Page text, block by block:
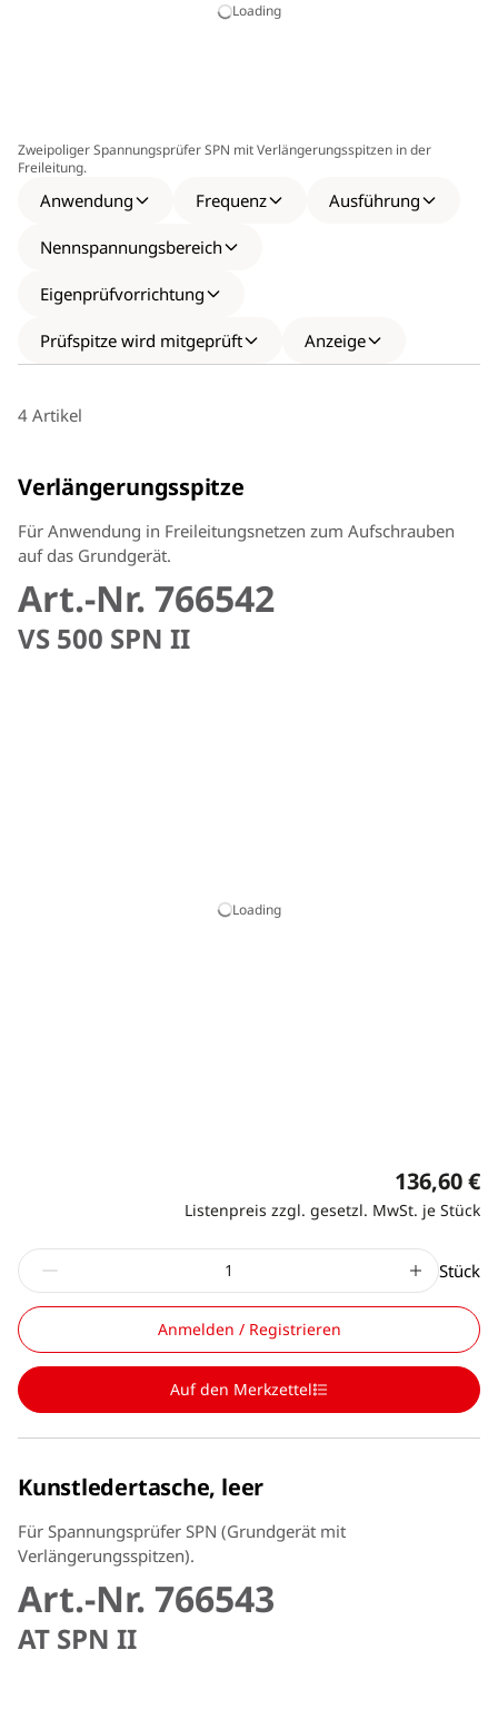
Loading
Zweipoliger Spannungsprüfer SPN mit Verlängerungsspitzen in der
Freileitung.
Anwendung Frequenz Ausführung
Nennspannungsbereich
Eigenprüfvorrichtung
Prüfspitze wird mitgeprüft Anzeige
4 Artikel
Verlängerungsspitze
Für Anwendung in Freileitungsnetzen zum Aufschrauben
auf das Grundgerät.
Art.-Nr. 766542
VS 500 SPN II
Loading
136,60 €
Listenpreis zzgl. gesetzl. MwSt. je Stück
Stück
Anmelden / Registrieren
Auf den Merkzettel
Kunstledertasche, leer
Für Spannungsprüfer SPN (Grundgerät mit
Verlängerungsspitzen).
Art.-Nr. 766543
AT SPN II